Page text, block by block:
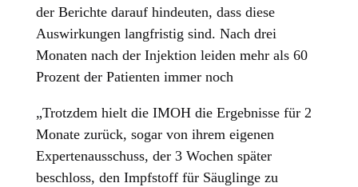
der Berichte darauf hindeuten, dass diese
Auswirkungen langfristig sind. Nach drei
Monaten nach der Injektion leiden mehr als 60
Prozent der Patienten immer noch
„Trotzdem hielt die IMOH die Ergebnisse für 2
Monate zurück, sogar von ihrem eigenen
Expertenausschuss, der 3 Wochen später
beschloss, den Impfstoff für Säuglinge zu